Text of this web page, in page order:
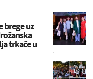
brege uz
trkače u